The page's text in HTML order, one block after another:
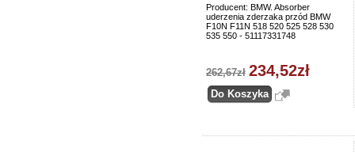
Producent: BMW. Absorber
uderzenia zderzaka przód BMW
F10N F11N 518 520 525 528 530
535 550 - 51117331748
262,67zł 234,52zł